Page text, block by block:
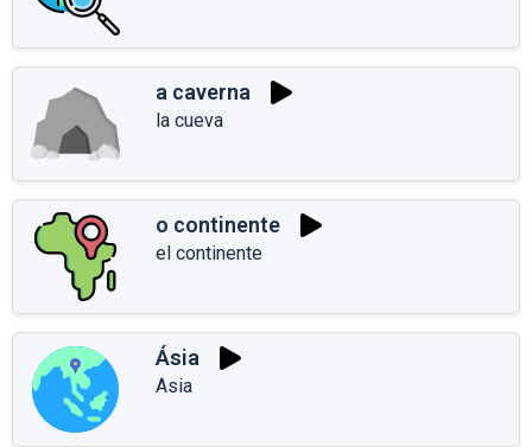
a caverna
la cueva
o continente
el continente
Ásia
Asia